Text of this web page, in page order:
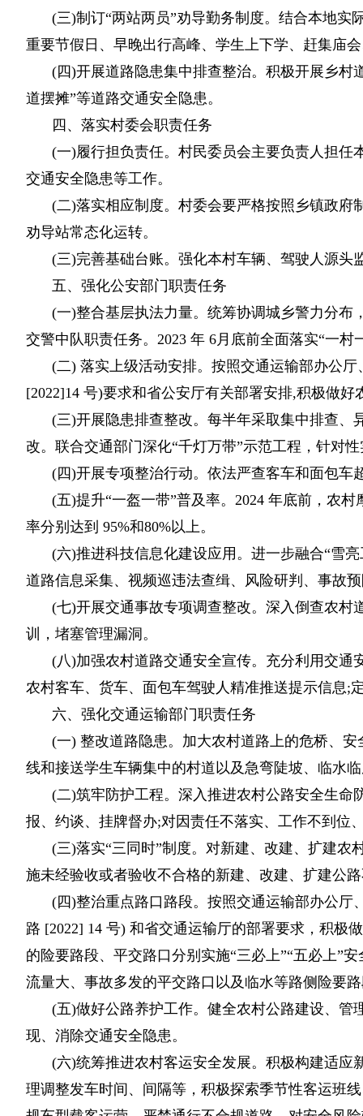
(三)制订“两站两员”劝导勤务制度。结合本地
重要节假日、早晚出行高峰、学生上下学、赶集庙
(四)开展道路隐患集中排查整治。积极开展乡村
道摆摊”等道路交通安全隐患。
四、落实村委会职责任务
(一)履行担负责任。村民委员会主要负责人担
交通安全隐患等工作。
(二)落实相应制度。村委会要严格按照乡镇政府
劝导站常态化运转。
(三)完善基础台账。强化本村车辆、驾驶人源
五、强化公安部门职责任务
(一)整合基层执法力量。统筹协调城乡警力分
交警中队职责任务。2023 年 6月底前全面落实“一
(二) 落实上级活动安排。按照交通运输部办公
[2022]14 号)要求和省公安厅有关部署安排,积极做
(三)开展隐患排查整改。每半年采取集中排查
改。联合交通部门深化“千灯万带”示范工程，针对
(四)开展专项整治行动。依法严查客车和面包
(五)提升“一盔一带”普及率。2024 年底前，农
率分别达到 95%和80%以上。
(六)推进科技信息化建设应用。进一步融合“雪
道路信息采集、视频巡违法查缉、风险研判、事故
(七)开展交通事故专项调查整改。深入倒查农
训，堵塞管理漏洞。
(八)加强农村道路交通安全宣传。充分利用交
农村客车、货车、面包车驾驶人精准推送提示信息;
六、强化交通运输部门职责任务
(一) 整改道路隐患。加大农村道路上的危桥、
线和接送学生车辆集中的村道以及急弯陡坡、临水
(二)筑牢防护工程。深入推进农村公路安全生
报、约谈、挂牌督办;对因责任不落实、工作不到位
(三)落实“三同时”制度。对新建、改建、扩建农
施未经验收或者验收不合格的新建、改建、扩建公
(四)整治重点路口路段。按照交通运输部办公厅
路 [2022] 14 号) 和省交通运输厅的部署要求，积极
的险要路段、平交路口分别实施“三必上”“五必上”
流量大、事故多发的平交路口以及临水等路侧险要
(五)做好公路养护工作。健全农村公路建设、
现、消除交通安全隐患。
(六)统筹推进农村客运安全发展。积极构建适
理调整发车时间、间隔等，积极探索季节性客运班